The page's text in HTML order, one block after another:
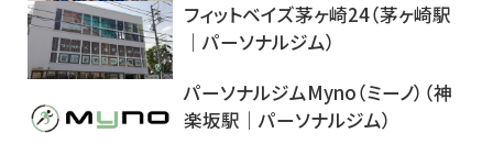
フィットベイズ茅ヶ崎24（茅ヶ崎駅
｜パーソナルジム）
パーソナルジムMyno（ミーノ）（神
楽坂駅｜パーソナルジム）